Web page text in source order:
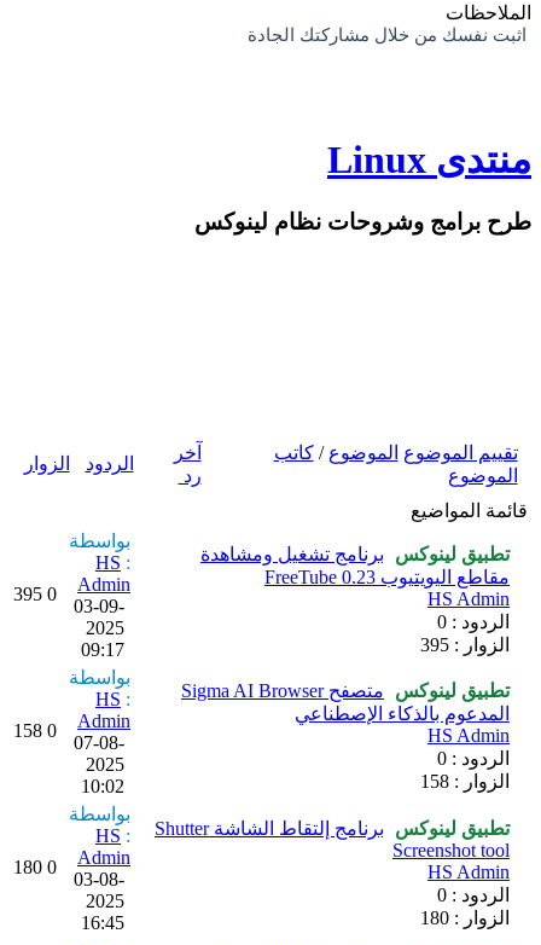
الملاحظات
اثبت نفسك من خلال مشاركتك الجادة
منتدى Linux
طرح برامج وشروحات نظام لينوكس
تقييم الموضوع الموضوع /كاتب
الموضوع
آخر
رد
الردود الزوار
قائمة المواضيع
تطبيق لينوكس
برنامج تشغيل ومشاهدة
مقاطع اليويتيوب FreeTube 0.23
HS Admin
الردود : 0
الزوار : 395
بواسطة
:
HS
Admin
03-09-
2025
09:17
0
395
تطبيق لينوكس
متصفح Sigma AI Browser
المدعوم بالذكاء الإصطناعي
HS Admin
الردود : 0
الزوار : 158
بواسطة
:
HS
Admin
07-08-
2025
10:02
0
158
تطبيق لينوكس
برنامج إلتقاط الشاشة Shutter
Screenshot tool
HS Admin
الردود : 0
الزوار : 180
بواسطة
:
HS
Admin
03-08-
2025
16:45
0
180